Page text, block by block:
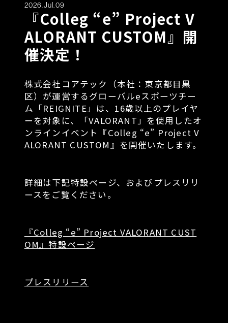
2026.Jul.09
『Colleg “e” Project V
ALORANT CUSTOM』開
催決定！
株式会社コアテック（本社：東京都目黒
区）が運営するグローバルeスポーツチー
ム「REIGNITE」は、16歳以上のプレイヤ
ーを対象に、「VALORANT」を使用したオ
ンラインイベント『Colleg “e” Project V
ALORANT CUSTOM』を開催いたします。
詳細は下記特設ページ、およびプレスリリ
ースをご覧ください。
『Colleg “e” Project VALORANT CUST
OM』特設ページ
プレスリリース